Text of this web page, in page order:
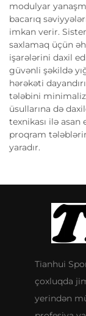
modulyar
bacarıq
imkan verir.
saxlamaq üçün
işarələrini daxil
güvənli şəkildə
hərəkəti
tələbini
üsullarına də
texnikası ilə asan
proqram
yaradır.
Tianhui
çoxluqda
yerindən